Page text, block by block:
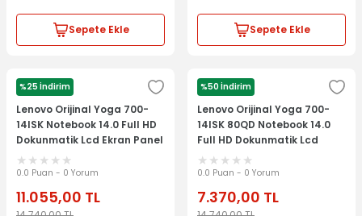
Sepete Ekle Sepete Ekle
%25 İndirim
LENOVO
Lenovo Orijinal Yoga 700-
14ISK Notebook 14.0 Full HD
Dokunmatik Lcd Ekran Panel
Kit
0.0 Puan - 0 Yorum
11.055,00 TL
%50 İndirim
LENOVO
Lenovo Orijinal Yoga 700-
14ISK 80QD Notebook 14.0
Full HD Dokunmatik Lcd
Ekran Panel Kit
0.0 Puan - 0 Yorum
7.370,00 TL